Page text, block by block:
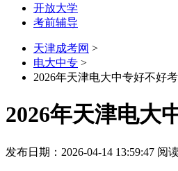
开放大学
考前辅导
天津成考网 >
电大中专 >
2026年天津电大中专好不好
2026年天津电大
发布日期：2026-04-14 13:59:47 阅